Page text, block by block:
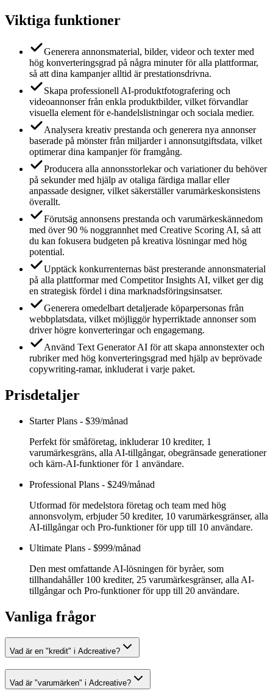
Viktiga funktioner
Generera annonsmaterial, bilder, videor och texter med
hög konverteringsgrad på några minuter för alla plattformar,
så att dina kampanjer alltid är prestationsdrivna.
Skapa professionell AI-produktfotografering och
videoannonser från enkla produktbilder, vilket förvandlar
visuella element för e-handelslistningar och sociala medier.
Analysera kreativ prestanda och generera nya annonser
baserade på mönster från miljarder i annonsutgiftsdata, vilket
optimerar dina kampanjer för framgång.
Producera alla annonsstorlekar och variationer du behöver
på sekunder med hjälp av otaliga färdiga mallar eller
anpassade designer, vilket säkerställer varumärkeskonsistens
överallt.
Förutsäg annonsens prestanda och varumärkeskännedom
med över 90 % noggrannhet med Creative Scoring AI, så att
du kan fokusera budgeten på kreativa lösningar med hög
potential.
Upptäck konkurrenternas bäst presterande annonsmaterial
på alla plattformar med Competitor Insights AI, vilket ger dig
en strategisk fördel i dina marknadsföringsinsatser.
Generera omedelbart detaljerade köparpersonas från
webbplatsdata, vilket möjliggör hyperriktade annonser som
driver högre konverteringar och engagemang.
Använd Text Generator AI för att skapa annonstexter och
rubriker med hög konverteringsgrad med hjälp av beprövade
copywriting-ramar, inkluderat i varje paket.
Prisdetaljer
Starter Plans - $39/månad
Perfekt för småföretag, inkluderar 10 krediter, 1
varumärkesgräns, alla AI-tillgångar, obegränsade generationer
och kärn-AI-funktioner för 1 användare.
Professional Plans - $249/månad
Utformad för medelstora företag och team med hög
annonsvolym, erbjuder 50 krediter, 10 varumärkesgränser, alla
AI-tillgångar och Pro-funktioner för upp till 10 användare.
Ultimate Plans - $999/månad
Den mest omfattande AI-lösningen för byråer, som
tillhandahåller 100 krediter, 25 varumärkesgränser, alla AI-
tillgångar och Pro-funktioner för upp till 20 användare.
Vanliga frågor
Vad är en "kredit" i Adcreative?
Vad är "varumärken" i Adcreative?